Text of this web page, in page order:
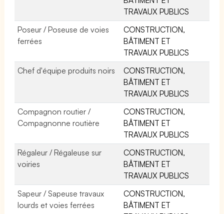
TRAVAUX PUBLICS
Poseur / Poseuse de voies
ferrées
CONSTRUCTION,
BÂTIMENT ET
TRAVAUX PUBLICS
Chef d'équipe produits noirs
CONSTRUCTION,
BÂTIMENT ET
TRAVAUX PUBLICS
Compagnon routier /
Compagnonne routière
CONSTRUCTION,
BÂTIMENT ET
TRAVAUX PUBLICS
Régaleur / Régaleuse sur
voiries
CONSTRUCTION,
BÂTIMENT ET
TRAVAUX PUBLICS
Sapeur / Sapeuse travaux
lourds et voies ferrées
CONSTRUCTION,
BÂTIMENT ET